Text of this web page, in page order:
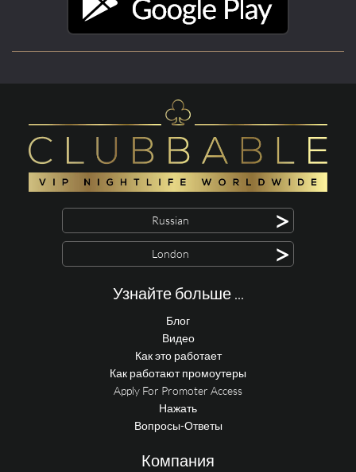
Russian >
London >
Узнайте больше ...
Блог
Видео
Как это работает
Как работают промоутеры
Apply For Promoter Access
Нажать
Вопросы-Ответы
Компания